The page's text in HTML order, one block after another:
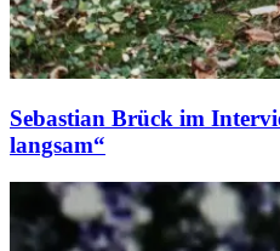
Sebastian Brück im
langsam“